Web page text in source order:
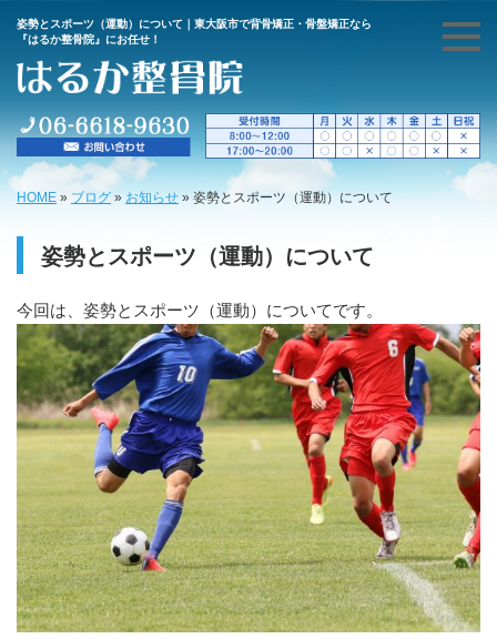
姿勢とスポーツ（運動）について｜東大阪市で背骨矯正・骨盤矯正なら
『はるか整骨院』にお任せ！
HOME » ブログ » お知らせ » 姿勢とスポーツ（運動）について
姿勢とスポーツ（運動）について
今回は、姿勢とスポーツ（運動）についてです。